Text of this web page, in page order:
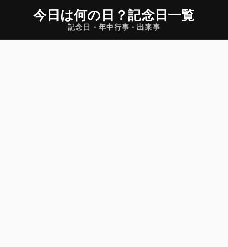
今日は何の日 ？記念日一覧
記念日・年中行事・出来事